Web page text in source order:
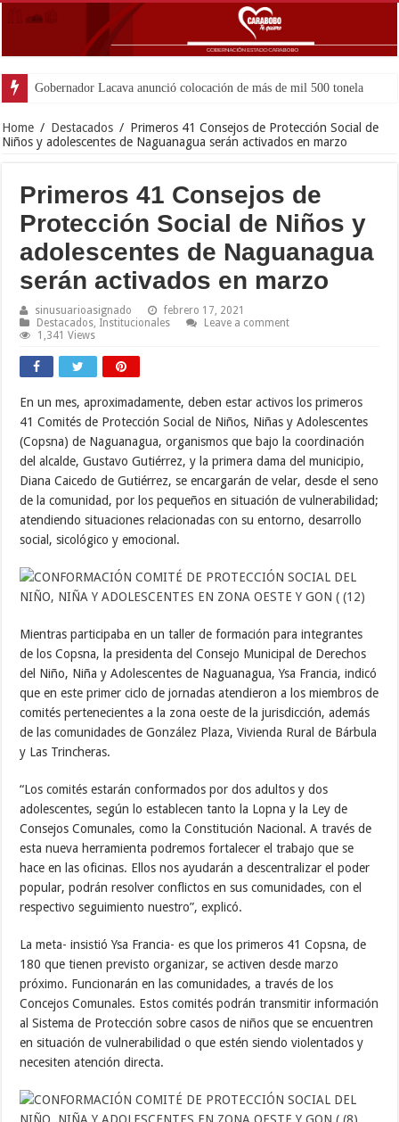
Home / Destacados / Primeros 41 Consejos de Protección Social de
Niños y adolescentes de Naguanagua serán activados en marzo
Primeros 41 Consejos de
Protección Social de Niños y
adolescentes de Naguanagua
serán activados en marzo
sinusuarioasignado
febrero 17, 2021
Destacados Institucionales
Leave a comment
1,341 Views
En un mes, aproximadamente, deben estar activos los primeros
41 Comités de Protección Social de Niños, Niñas y Adolescentes
(Copsna) de Naguanagua, organismos que bajo la coordinación
del alcalde, Gustavo Gutiérrez, y la primera dama del municipio,
Diana Caicedo de Gutiérrez, se encargarán de velar, desde el seno
de la comunidad, por los pequeños en situación de vulnerabilidad;
atendiendo situaciones relacionadas con su entorno, desarrollo
social, sicológico y emocional.
Mientras participaba en un taller de formación para integrantes
de los Copsna, la presidenta del Consejo Municipal de Derechos
del Niño, Niña y Adolescentes de Naguanagua, Ysa Francia, indicó
que en este primer ciclo de jornadas atendieron a los miembros de
comités pertenecientes a la zona oeste de la jurisdicción, además
de las comunidades de González Plaza, Vivienda Rural de Bárbula
y Las Trincheras.
“Los comités estarán conformados por dos adultos y dos
adolescentes, según lo establecen tanto la Lopna y la Ley de
Consejos Comunales, como la Constitución Nacional. A través de
esta nueva herramienta podremos fortalecer el trabajo que se
hace en las oficinas. Ellos nos ayudarán a descentralizar el poder
popular, podrán resolver conflictos en sus comunidades, con el
respectivo seguimiento nuestro”, explicó.
La meta- insistió Ysa Francia- es que los primeros 41 Copsna, de
180 que tienen previsto organizar, se activen desde marzo
próximo. Funcionarán en las comunidades, a través de los
Concejos Comunales. Estos comités podrán transmitir información
al Sistema de Protección sobre casos de niños que se encuentren
en situación de vulnerabilidad o que estén siendo violentados y
necesiten atención directa.